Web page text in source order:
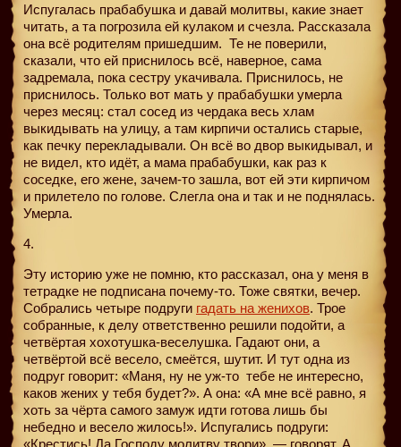
Испугалась прабабушка и давай молитвы, какие знает
читать, а та погрозила ей кулаком и счезла. Рассказала
она всё родителям пришедшим. Те не поверили,
сказали, что ей приснилось всё, наверное, сама
задремала, пока сестру укачивала. Приснилось, не
приснилось. Только вот мать у прабабушки умерла
через месяц: стал сосед из чердака весь хлам
выкидывать на улицу, а там кирпичи остались старые,
как печку перекладывали. Он всё во двор выкидывал, и
не видел, кто идёт, а мама прабабушки, как раз к
соседке, его жене, зачем-то зашла, вот ей эти кирпичом
и прилетело по голове. Слегла она и так и не поднялась.
Умерла.
4.
Эту историю уже не помню, кто рассказал, она у меня в
тетрадке не подписана почему-то. Тоже святки, вечер.
Собрались четыре подруги гадать на женихов. Трое
собранные, к делу ответственно решили подойти, а
четвёртая хохотушка-веселушка. Гадают они, а
четвёртой всё весело, смеётся, шутит. И тут одна из
подруг говорит: «Маня, ну не уж-то тебе не интересно,
каков жених у тебя будет?». А она: «А мне всё равно, я
хоть за чёрта самого замуж идти готова лишь бы
небедно и весело жилось!». Испугались подруги:
«Крестись! Да Господу молитву твори», — говорят. А